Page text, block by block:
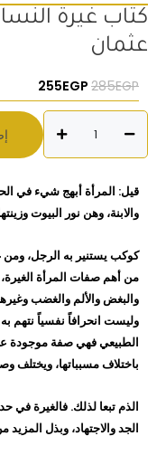
كتاب غيرة
عثمان
285EGP السعر الأصلي هو: 285EGP.
255EGP
كتاب
غيرة
النساء
عبر
ضاحي
عثمان
قيل: المرأة أبهج شيء في
والابنة، وهن نور البيوت
كوكب يستنير به الرجل،
من أهم صفات المرأة
والبغض والألم والغضب
وليست انحرافاً نفسياً نتهم
الطبيعي فهي صفة موجودة
باختلاف مسبباتها، ويختلف
الذم تبعا لذلك. فالغيرة في
الجد والاجتهاد، وبذل